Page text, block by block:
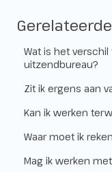
Wat is het
uitzendbureau?
Zit ik ergens aan
Kan ik werken
Waar moet ik
Mag ik werken